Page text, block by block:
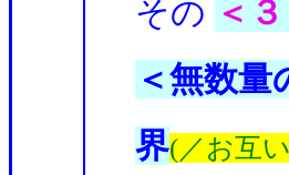
その ＜
＜無数
界(／お互